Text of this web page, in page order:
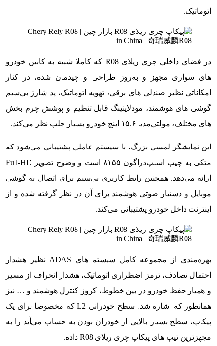
اتوماتیک.
در فضای داخلی چری ریلای R08 که کاملا شبیه به کابین خودرو
های سواری مجهز و به‌روز طراحی و چیدمان شده، در کنار
امکاناتی نظیر صندلی های برقی، تهویه اتوماتیک، پد شارژ بی‌سیم
گوشی های هوشمند، مودلایتینگ قابل تنظیم و پوشش چرم بخش
های مختلف، مولتی‌مدیا ۱۵.۶ اینچ خودرو بسیار جلب نظر می‌کند.
این نمایشگر لمسی بزرگ، با سیستم عاملی پشتیبانی می‌شود که
متکی به چیپ اسنپ‌دراگون ۸۱۵۵ است و وضوح تصویر Full-HD
ارائه می‌دهد. همچنین رابط کاربری بی‌سیم برای اتصال به گوشی
موبایل و دستیار صوتی هوشمند برای آن در نظر گرفته شده و از
اینترنت داخل خودرو پشتیبانی می‌کند.
بهره‌مندی از مجموعه کامل سیستم های ADAS نظیر هشدار
احتمال تصادف، ترمز اضظراری اتوماتیک، هشدار انحراف از مسیر
و همیار حفظ خودرو در بین خطوط، کروز کنترل هوشمند و … نیز
همانطور که اشاره شد، سطح خودرانی L2 که مخصوصا برای یک
پیکاپ، سطح بسیار بالایی از خودران بودن به حساب می‌آید را به
مجهزترین تیپ های پیکاپ چری ریلای R08 داده.